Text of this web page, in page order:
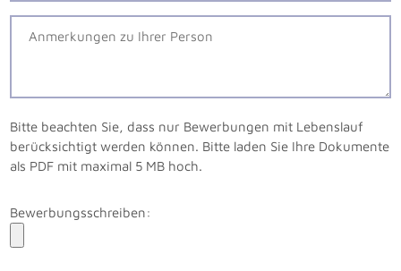
Bitte beachten Sie, dass nur Bewerbungen mit Lebenslauf
berücksichtigt werden können. Bitte laden Sie Ihre Dokumente
als PDF mit maximal 5 MB hoch.
Bewerbungsschreiben: